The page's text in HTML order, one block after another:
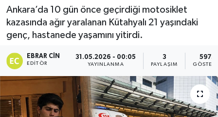
Ankara’da 10 gün önce geçirdiği motosiklet
kazasında ağır yaralanan Kütahyalı 21 yaşındaki
genç, hastanede yaşamını yitirdi.
EBRAR CIN
EDITÖR
31.05.2026 - 00:05
YAYINLANMA
3
PAYLAŞIM
5973
Dumlupınar
Dünya
Eğitim
Ekonomi